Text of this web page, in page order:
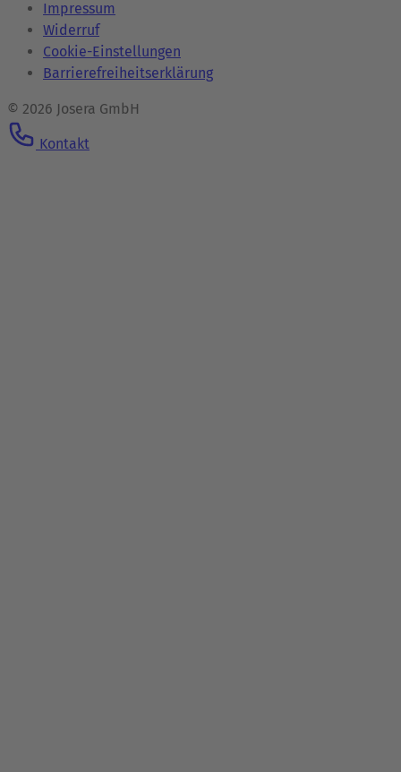
Impressum
Widerruf
Cookie-Einstellungen
Barrierefreiheitserklärung
© 2026 Josera GmbH
Kontakt